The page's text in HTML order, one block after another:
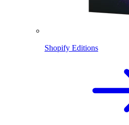
Shopify Editions